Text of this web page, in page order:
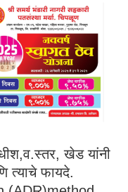
खेड यांनी
त्याचे फायदे.